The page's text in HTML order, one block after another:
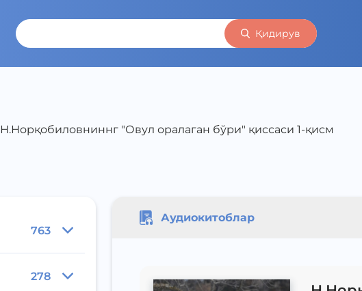
Қидирув
Н.Норқобиловниннг "Овул оралаган бўри" қиссаси 1-қисм
763
278
Аудиокитоблар